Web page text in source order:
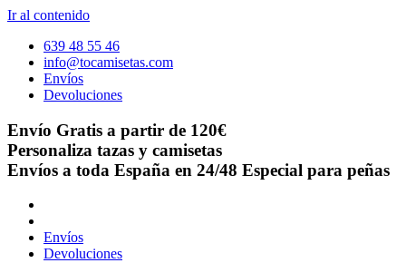
Ir al contenido
639 48 55 46
info@tocamisetas.com
Envíos
Devoluciones
Envío Gratis a partir de 120€
Personaliza tazas y camisetas
Envíos a toda España en 24/48 Especial para peñas
Envíos
Devoluciones